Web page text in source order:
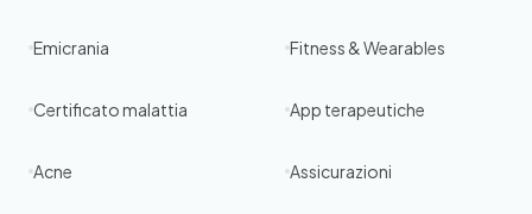
Emicrania
Certificato malattia
Acne
Fitness & Wearables
App terapeutiche
Assicurazioni